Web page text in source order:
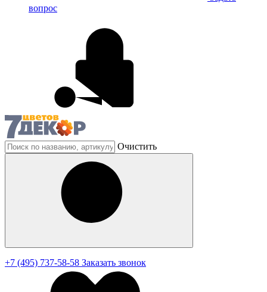
вопрос
Очистить
+7 (495) 737-58-58 Заказать звонок